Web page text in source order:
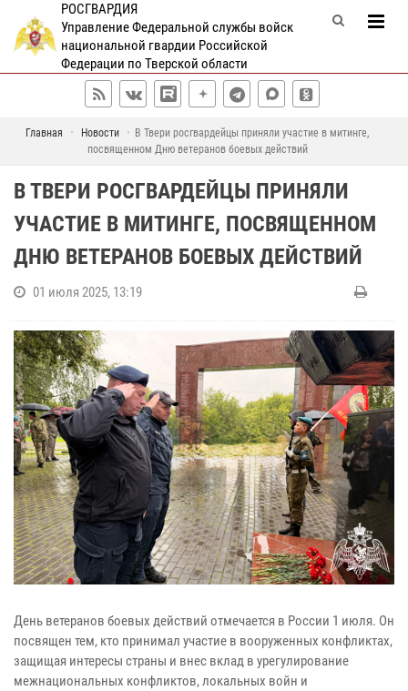
РОСГВАРДИЯ
Управление Федеральной службы войск
национальной гвардии Российской
Федерации по Тверской области
Главная Новости
В Твери росгвардейцы приняли участие в митинге,
посвященном Дню ветеранов боевых действий
В ТВЕРИ РОСГВАРДЕЙЦЫ ПРИНЯЛИ
УЧАСТИЕ В МИТИНГЕ, ПОСВЯЩЕННОМ
ДНЮ ВЕТЕРАНОВ БОЕВЫХ ДЕЙСТВИЙ
01 июля 2025, 13:19
День ветеранов боевых действий отмечается в России 1 июля. Он
посвящен тем, кто принимал участие в вооруженных конфликтах,
защищая интересы страны и внес вклад в урегулирование
межнациональных конфликтов, локальных войн и